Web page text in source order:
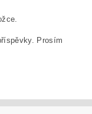
Prosím